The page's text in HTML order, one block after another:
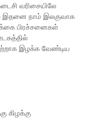
வரிசையிலே
இதனை நாம் இலகுவாக
பிரச்சனைகள்
இழக்க வேண்டிய
கிழக்கு